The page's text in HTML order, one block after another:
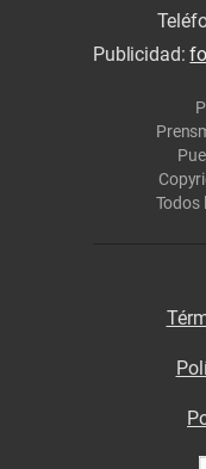
Publicidad:
Todos